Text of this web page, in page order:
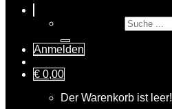
Anmelden
€ 0,00
Der Warenkorb ist leer!